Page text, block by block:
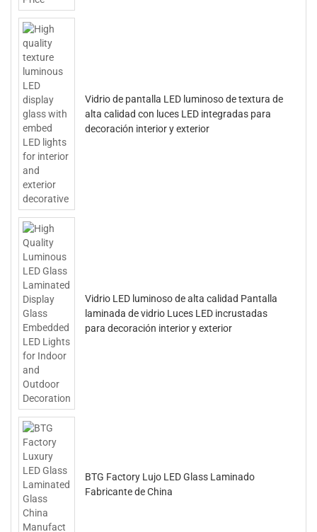
Vidrio de pantalla LED luminoso de textura de
alta calidad con luces LED integradas para
decoración interior y exterior
Vidrio LED luminoso de alta calidad Pantalla
laminada de vidrio Luces LED incrustadas
para decoración interior y exterior
BTG Factory Lujo LED Glass Laminado
Fabricante de China